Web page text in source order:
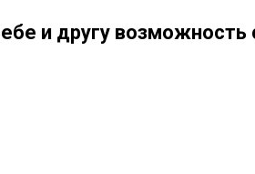
и другу возможность